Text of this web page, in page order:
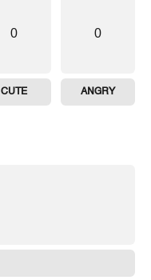
0
ANGRY
0
CUTE